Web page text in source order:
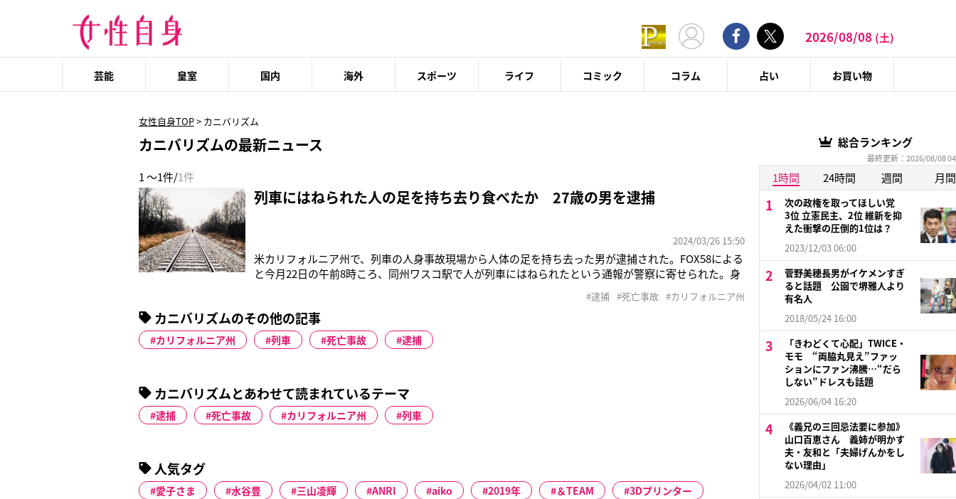
2026/08/08 (土)
芸能 皇室 国内 海外 スポーツ ライフ コミック コラム 占い お買い物
女性自身TOP> カニバリズム
カニバリズムの最新ニュース
1 ～1件/1件
列車にはねられた人の足を持ち去り食べたか 27歳の男を逮捕
2024/03/26 15:50
米カリフォルニア州で、列車の人身事故現場から人体の足を持ち去った男が逮捕された。FOX58による
と今月22日の午前8時ころ、同州ワスコ駅で人が列車にはねられたという通報が警察に寄せられた。身
男が目撃されていた。複数の目撃者の証言や防犯カメラの映像から、犯行に及んだのはレセンド・テ
レス被告（27）であることが判
#逮捕 #死亡事故 #カリフォルニア州
カニバリズムのその他の記事
カリフォルニア州 列車 死亡事故 逮捕
カニバリズムとあわせて読まれているテーマ
逮捕 死亡事故 カリフォルニア州 列車
人気タグ
愛子さま 水谷豊 三山凌輝 ANRI aiko 2019年 ＆TEAM
3Dプリンター
総合ランキング
最終更新：2026/08/08
1時間 24時間 週間 月間
次の政権を取ってほしい党
3位 立憲民主、2位 維新を抑
えた衝撃の圧倒的1位は？
2023/12/03 06:00
菅野美穂長男がイケメンすぎ
ると話題 公園で堺雅人より
有名人
2018/05/24 16:00
「きわどくて心配」TWICE・
モモ “両脇丸見え”ファッ
ションにファン沸騰…“だら
しない”ドレスも話題
2026/06/04 16:20
《義兄の三回忌法要に参加》
山口百恵さん 義姉が明かす
夫・友和と「夫婦げんかをし
ない理由」
2026/04/02 11:00